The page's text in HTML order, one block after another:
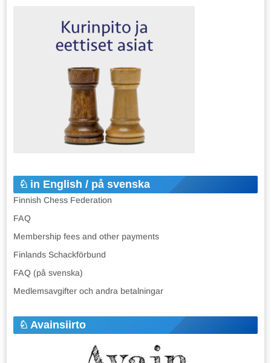
in English / på svenska
Finnish Chess Federation
FAQ
Membership fees and other payments
Finlands Schackförbund
FAQ (på svenska)
Medlemsavgifter och andra betalningar
Avainsiirto